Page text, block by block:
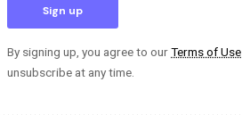
By signing up, you agree to ourTerms of Use
unsubscribe at any time.